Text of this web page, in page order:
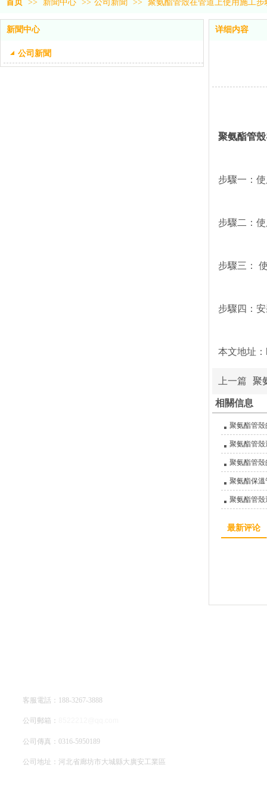
首页 >> 新聞中心 >> 公司新聞 >> 聚氨酯管殼在管道上使用施工步
新聞中心
公司新聞
详细内容
聚氨酯管殼
步驟一：
步驟二：
步驟三：
步驟四：
本文地址
上一篇 聚
相關信息
聚氨酯管
聚氨酯管
聚氨酯管
聚氨酯保
聚氨酯管
最新评论
公司地址：河北省廊坊市大城縣大廣安工業區
公司傳真：0316-5950189
公司郵箱：
客服電話：188-3267-3888